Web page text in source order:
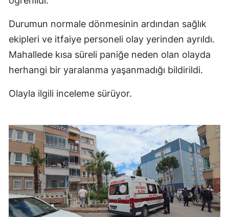
Durumun normale dönmesinin ardından sağlık
ekipleri ve itfaiye personeli olay yerinden ayrıldı.
Mahallede kısa süreli paniğe neden olan olayda
herhangi bir yaralanma yaşanmadığı bildirildi.
Olayla ilgili inceleme sürüyor.